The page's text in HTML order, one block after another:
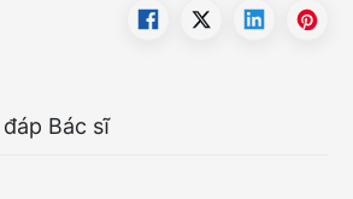
năng của khớp.
khó có thể cứu vãn.
đáp Bác sĩ